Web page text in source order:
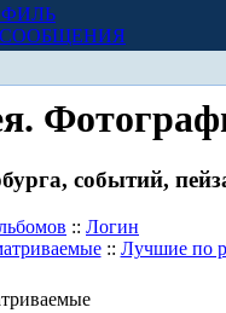
событий,
:: Логин
:: Лучшие по